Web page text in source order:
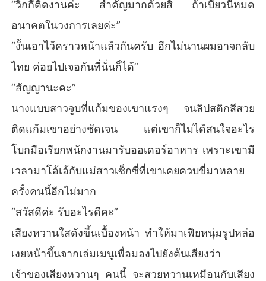
“วิกกี้ติดงานค่ะ สำคัญมากด้วยสิ ถ้าเบี้ยวนี่หมด
อนาคตในวงการเลยค่ะ”
“งั้นเอาไว้คราวหน้าแล้วกันครับ อีกไม่นานผมอาจกลับ
ไทย ค่อยไปเจอกันที่นั่นก็ได้”
“สัญญานะคะ”
นางแบบสาวจูบที่แก้มของเขาแรงๆ จนลิปสติกสีสวย
ติดแก้มเขาอย่างชัดเจน แต่เขาก็ไม่ได้สนใจอะไร
โบกมือเรียกพนักงานมารับออเดอร์อาหาร เพราะเขามี
เวลามาโอ้เอ้กับแม่สาวเซ็กซี่ที่เขาเคยควบขี่มาหลาย
ครั้งคนนี้อีกไม่มาก
“สวัสดีค่ะ รับอะไรดีคะ”
เสียงหวานใสดังขึ้นเบื้องหน้า ทำให้มาเฟียหนุ่มรูปหล่อ
เงยหน้าขึ้นจากเล่มเมนูเพื่อมองไปยังต้นเสียงว่า
เจ้าของเสียงหวานๆ คนนี้ จะสวยหวานเหมือนกับเสียง